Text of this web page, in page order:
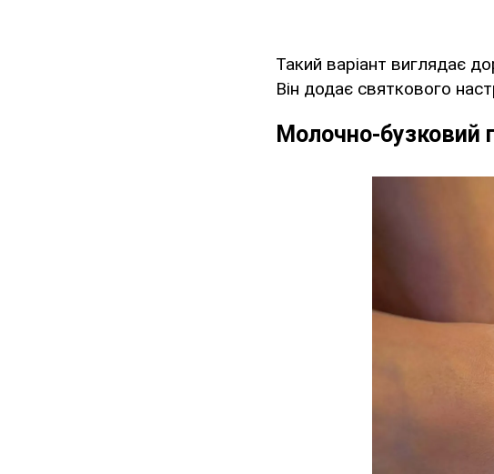
Такий варіант виглядає
Він додає святкового
Молочно-бузковий